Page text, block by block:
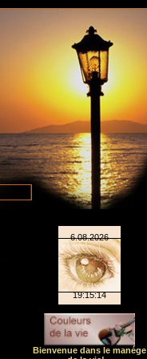
Bienvenue dans le manége